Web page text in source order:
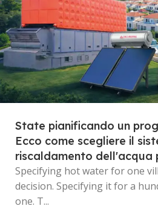
State pianificando un
Ecco come scegliere il
riscaldamento dell'acqua
Specifying hot water for one
decision. Specifying it for a
one. T...